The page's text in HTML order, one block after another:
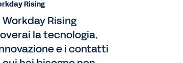
Rising
Workday Rising
la tecnologia,
e i contatti